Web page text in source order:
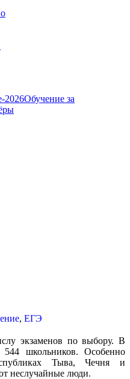
2026Обучение за
, ЕГЭ
экзаменов по выбору. В
школьников. Особенно
Тыва, Чечня и
неслучайные люди.